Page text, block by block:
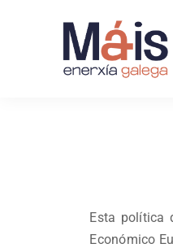
Esta política
Económico